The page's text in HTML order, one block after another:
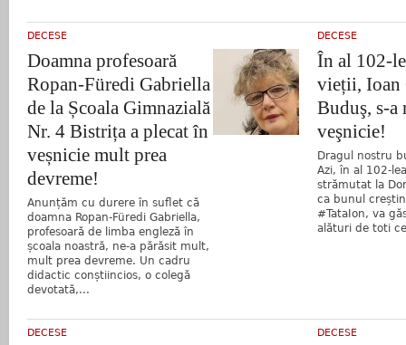
DECESE
Doamna profesoară
Ropan-Füredi Gabriella
de la Școala Gimnazială
Nr. 4 Bistrița a plecat în
veșnicie mult prea
devreme!
Anunțăm cu durere în suflet că
doamna Ropan-Füredi Gabriella,
profesoară de limba engleză în
școala noastră, ne-a părăsit mult,
mult prea devreme. Un cadru
didactic conștiincios, o colegă
devotată,...
DECESE
În al 102-
vieții, Ioan
Buduş, s-a
veşnicie!
Dragul nostru
Azi, în al 102-
strămutat la
ca bunul
#TataIon, va
alături de toti
DECESE DECESE